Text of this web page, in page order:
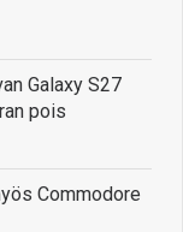
Galaxy S27
pois
Commodore